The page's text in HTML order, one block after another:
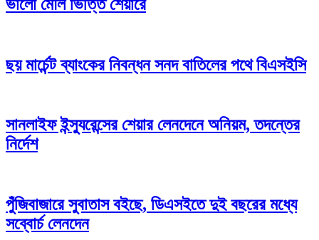
ভালো মৌল ভিত্তি শেয়ারে
ছয় মার্চেন্ট ব্যাংকের নিবন্ধন সনদ বাতিলের পথে বিএসইসি
সানলাইফ ইন্স্যুরেন্সের শেয়ার লেনদেনে অনিয়ম, তদন্তের
নির্দেশ
পুঁজিবাজারে সুবাতাস বইছে, ডিএসইতে দুই বছরের মধ্যে
সব্বোর্চ লেনদেন